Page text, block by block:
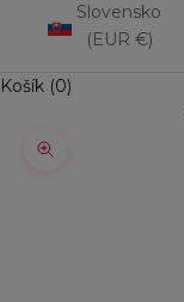
Slovensko
(EUR €)
Košík (0)
Přiblížit